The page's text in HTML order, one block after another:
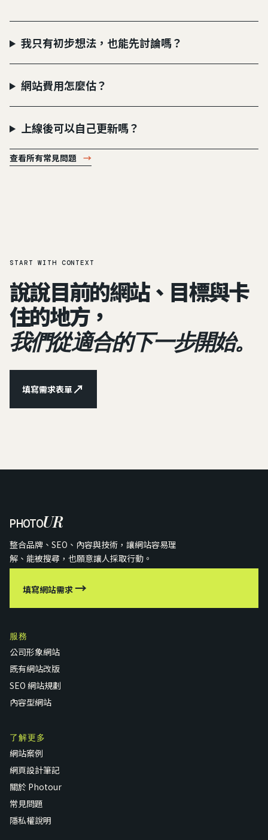
我只有初步想法，也能先討論嗎？
網站費用怎麼估？
上線後可以自己更新嗎？
查看所有常見問題 →
START WITH CONTEXT
說說目前的網站、目標與卡
住的地方，
我們從適合的下一步開始。
填寫需求表單↗
PHOTOUR
整合品牌、SEO、內容與技術，讓網站容易理
解、能被搜尋，也願意讓人採取行動。
填寫網站需求→
服務
公司形象網站
既有網站改版
SEO 網站規劃
內容型網站
了解更多
網站案例
網頁設計筆記
關於 Photour
常見問題
隱私權說明